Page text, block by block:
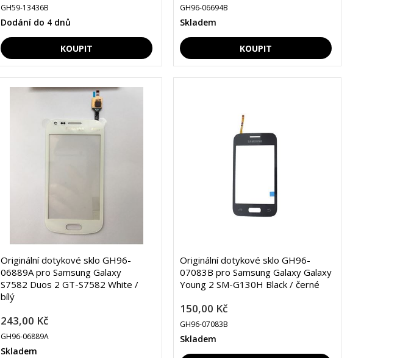
GH59-13436B
Dodání do 4 dnů
GH96-06694B
Skladem
Originální dotykové sklo GH96-
06889A pro Samsung Galaxy
S7582 Duos 2 GT-S7582 White /
bílý
243,00 Kč
GH96-06889A
Skladem
Originální dotykové sklo GH96-
07083B pro Samsung Galaxy Galaxy
Young 2 SM-G130H Black / černé
150,00 Kč
GH96-07083B
Skladem